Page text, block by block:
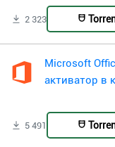
2 323
Microsoft
активатор в
5 491